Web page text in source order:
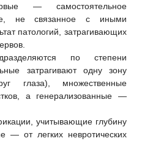
— самостоятельное
не связанное с иными
патологий, затрагивающих
по степени
затрагивают одну зону
глаза), множественные
а генерализованные —
учитывающие глубину
— от легких невротических